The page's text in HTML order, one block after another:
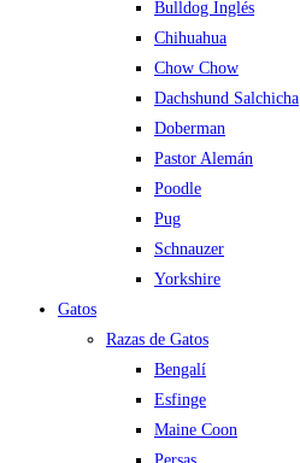
Bulldog Inglés
Chihuahua
Chow Chow
Dachshund Salchicha
Doberman
Pastor Alemán
Poodle
Pug
Schnauzer
Yorkshire
Gatos
Razas de Gatos
Bengalí
Esfinge
Maine Coon